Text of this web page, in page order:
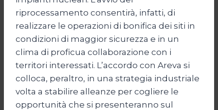
riprocessamento consentirà, infatti, di
realizzare le operazioni di bonifica dei siti in
condizioni di maggior sicurezza e in un
clima di proficua collaborazione con i
territori interessati. L’accordo con Areva si
colloca, peraltro, in una strategia industriale
volta a stabilire alleanze per cogliere le
opportunità che si presenteranno sul